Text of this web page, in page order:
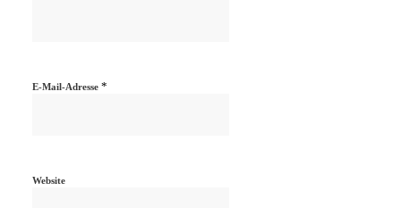
E-Mail-Adresse *
Website